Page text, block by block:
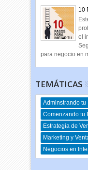
10
el
para negocio en
TEMÁTICAS
Adminstrando tu
Comenzando tu
Estrategia de
Marketing y
Negocios en